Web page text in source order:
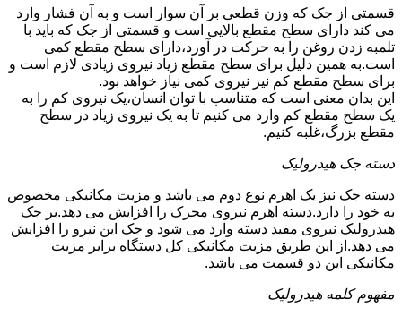
قسمتی از جک که وزن قطعی بر آن سوار است و به آن فشار وارد
می کند دارای سطح مقطع بالایی است و قسمتی از جک که باید با
تلمبه زدن روغن را به حرکت در آورد،دارای سطح مقطع کمی
است.به همین دلیل برای سطح مقطع زیاد نیروی زیادی لازم است و
برای سطح مقطع کم نیز نیروی کمی نیاز خواهد بود.
این بدان معنی است که متناسب با توان انسان،یک نیروی کم را به
یک سطح مقطع کم وارد می کنیم تا به یک نیروی زیاد در سطح
مقطع بزرگ،غلبه کنیم.
دسته جک هیدرولیک
دسته جک نیز یک اهرم نوع دوم می باشد و مزیت مکانیکی مخصوص
به خود را دارد.دسته اهرم نیروی محرک را افزایش می دهد.بر جک
هیدرولیک نیروی مفید دسته وارد می شود و جک این نیرو را افزایش
می دهد.از این طریق مزیت مکانیکی کل دستگاه برابر مزیت
مکانیکی این دو قسمت می باشد.
مفهوم کلمه هیدرولیک